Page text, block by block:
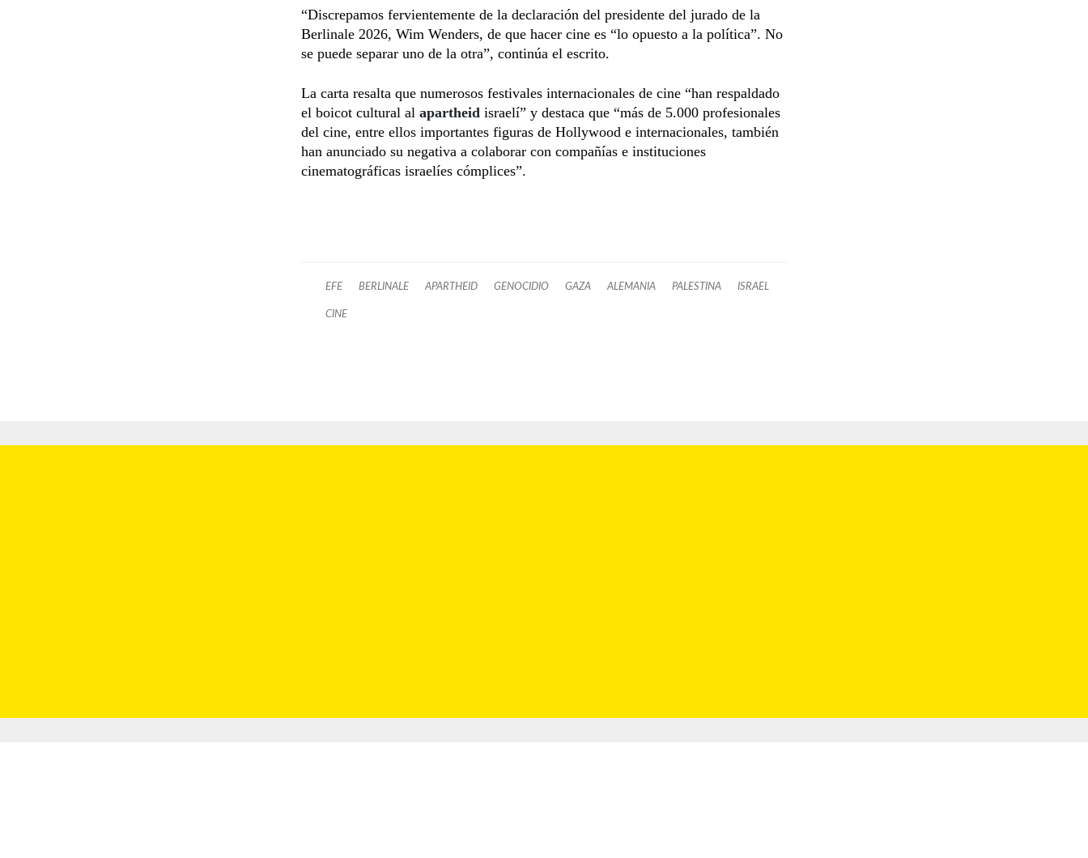
“Discrepamos fervientemente de la declaración del presidente del jurado de la
Berlinale 2026, Wim Wenders, de que hacer cine es “lo opuesto a la política”. No
se puede separar uno de la otra”, continúa el escrito.
La carta resalta que numerosos festivales internacionales de cine “han respaldado
el boicot cultural al apartheid israelí” y destaca que “más de 5.000 profesionales
del cine, entre ellos importantes figuras de Hollywood e internacionales, también
han anunciado su negativa a colaborar con compañías e instituciones
cinematográficas israelíes cómplices”.
EFE BERLINALE APARTHEID GENOCIDIO GAZA ALEMANIA PALESTINA ISRAEL
CINE